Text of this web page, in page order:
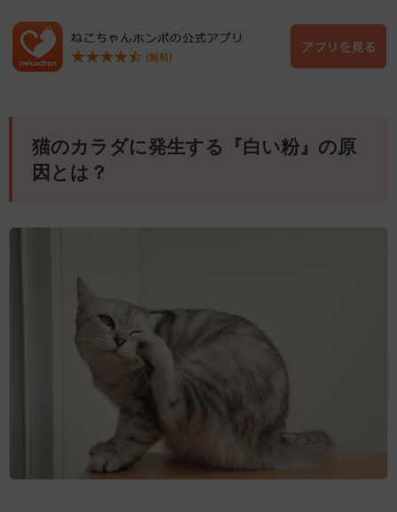
猫のカラダに発生する『白い粉』の原
因とは？